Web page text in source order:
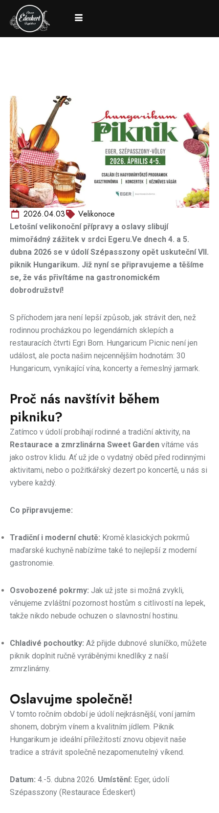
2026.04.03 Velikonoce
Letošní velikonoční přípravy a oslavy slibují
mimořádný zážitek v srdci Egeru.Ve dnech 4. a 5.
dubna 2026 se v údolí Szépasszony opět uskuteční VII.
piknik Hungarikum. Již nyní se připravujeme a těšíme
se, že vás přivítáme na gastronomickém
dobrodružství!
S příchodem jara není lepší způsob, jak strávit den, než
rodinnou procházkou po legendárních sklepích a
restauracích čtvrti Egri Born. Hungaricum Picnic není jen
událost, ale pocta našim nejcennějším hodnotám: 30
Hungaricum, vynikající vína, koncerty a řemeslný jarmark.
Proč nás navštívit během
pikniku?
Zatímco v údolí probíhají rodinné a tradiční aktivity, na
Restaurace a zmrzlinárna Sweet Garden vítáme vás
jako ostrov klidu. Ať už jde o vydatný oběd před rodinnými
aktivitami, nebo o požitkářský dezert po koncertě, u nás si
vybere každý.
Co připravujeme:
Tradiční i moderní chutě: Kromě klasických pokrmů
maďarské kuchyně nabízíme také to nejlepší z moderní
gastronomie.
Osvobozené pokrmy: Jak už jste si možná zvykli,
věnujeme zvláštní pozornost hostům s citlivostí na lepek,
takže nikdo nebude ochuzen o slavnostní hostinu.
Chladivé pochoutky: Až přijde dubnové sluníčko, můžete
piknik doplnit ručně vyráběnými knedlíky z naší
zmrzlinárny.
Oslavujme společně!
V tomto ročním období je údolí nejkrásnější, voní jarním
shonem, dobrým vínem a kvalitním jídlem. Piknik
Hungarikum je ideální příležitostí znovu objevit naše
tradice a strávit společně nezapomenutelný víkend.
Datum: 4.-5. dubna 2026. Umístění: Eger, údolí
Szépasszony (Restaurace Édeskert)